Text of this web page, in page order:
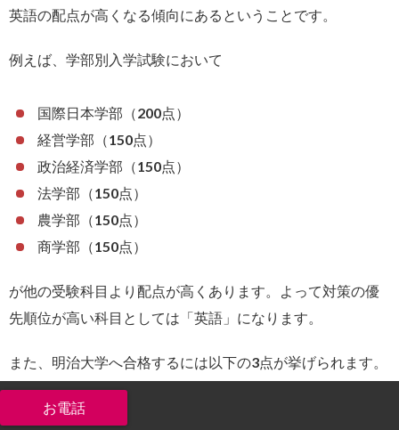
英語の配点が高くなる傾向にあるということです。
例えば、学部別入学試験において
国際日本学部（200点）
経営学部（150点）
政治経済学部（150点）
法学部（150点）
農学部（150点）
商学部（150点）
が他の受験科目より配点が高くあります。よって対策の優
先順位が高い科目としては「英語」になります。
また、明治大学へ合格するには以下の3点が挙げられます。
合格最低点を知る